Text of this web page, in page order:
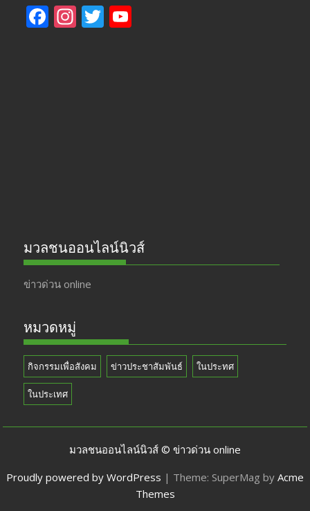
F In T
มวลชนออนไลน์นิวส์
ข่าวด่วน online
หมวดหมู่
กิจกรรมเพื่อสังคม ข่าวประชาสัมพันธ์ ในประทศ
ในประเทศ
มวลชนออนไลน์นิวส์ © ข่าวด่วน online
Proudly powered by WordPress | Theme: SuperMag by Acme
Themes